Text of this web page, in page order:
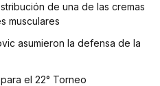
de una de las cremas
musculares
asumieron la defensa de la
el 22° Torneo